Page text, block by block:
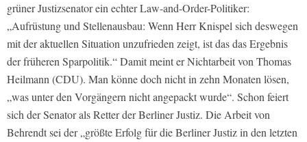
grüner Justizsenator ein echter Law-and-Order-Politiker:
„Aufrüstung und Stellenausbau: Wenn Herr Knispel sich deswegen
mit der aktuellen Situation unzufrieden zeigt, ist das das Ergebnis
der früheren Sparpolitik.“ Damit meint er Nichtarbeit von Thomas
Heilmann (CDU). Man könne doch nicht in zehn Monaten lösen,
„was unter den Vorgängern nicht angepackt wurde“. Schon feiert
sich der Senator als Retter der Berliner Justiz. Die Arbeit von
Behrendt sei der „größte Erfolg für die Berliner Justiz in den letzten